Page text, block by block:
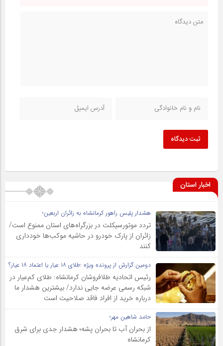
ثبت دیدگاه
اخبار استان
هشدار پلیس راهور کرمانشاه به زائران اربعین؛
تردد موتورسیکلت در بزرگراه‌های استان ممنوع است/
زائران از پارک خودرو در حاشیه موکب‌ها خودداری
کنند
دومین گزارش از پرونده ویژه :طلای ۱۸ عیار یا اعتماد ۱۸ عیار؟
رئیس اتحادیه طلافروشان کرمانشاه: طلای کم‌عیار در
شبکه رسمی عرضه جایی ندارد/ بیشترین هشدار ما
درباره خرید از افراد فاقد صلاحیت است
حامد شاهین مهر؛
از بحران آب تا بحران پشه؛ هشدار جدی برای شرق
کرمانشاه